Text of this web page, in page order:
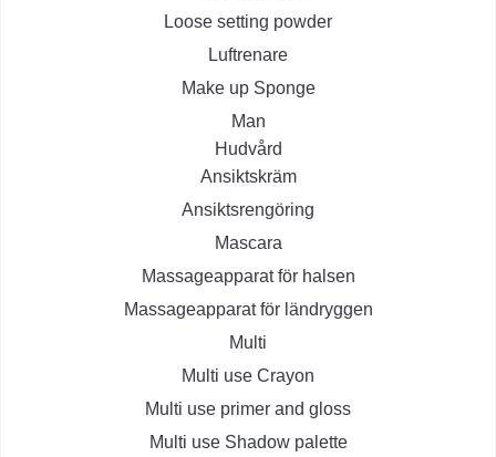
Loose setting powder
Luftrenare
Make up Sponge
Man
Hudvård
Ansiktskräm
Ansiktsrengöring
Mascara
Massageapparat för halsen
Massageapparat för ländryggen
Multi
Multi use Crayon
Multi use primer and gloss
Multi use Shadow palette